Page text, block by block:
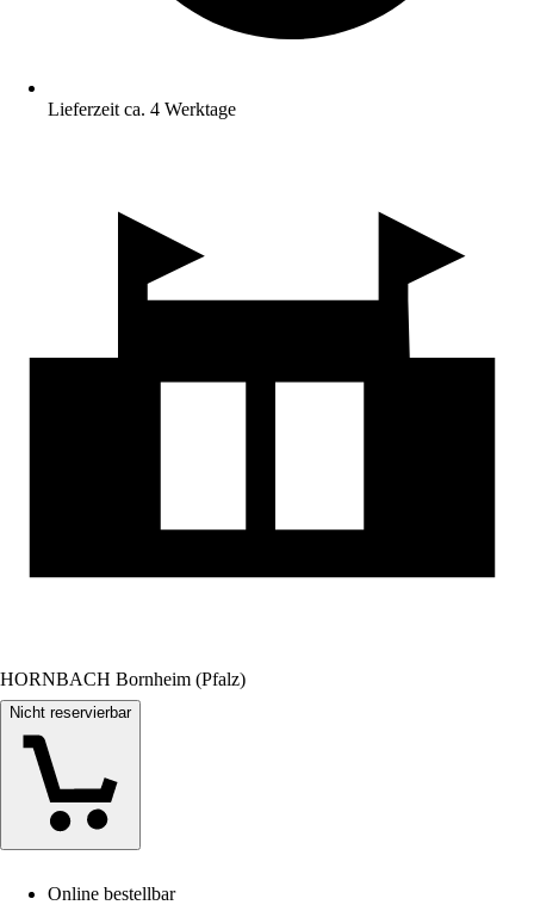
Lieferzeit ca. 4 Werktage
HORNBACH Bornheim (Pfalz)
Nicht reservierbar
Online bestellbar